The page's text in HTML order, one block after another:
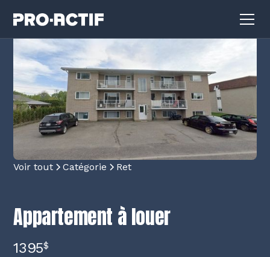
Voir tout Catégorie Ret
Appartement à louer
1395$